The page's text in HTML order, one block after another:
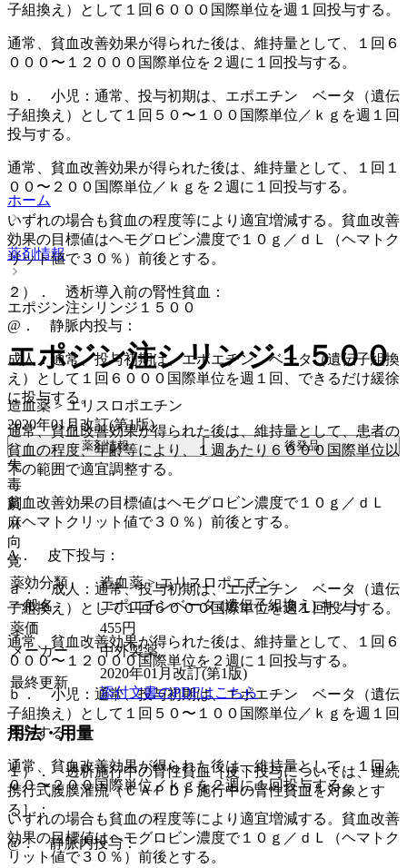
子組換え）として１回６０００国際単位を週１回投与する。
通常、貧血改善効果が得られた後は、維持量として、１回６
０００〜１２０００国際単位を２週に１回投与する。
ｂ． 小児：通常、投与初期は、エポエチン ベータ（遺伝
子組換え）として１回５０〜１００国際単位／ｋｇを週１回
投与する。
通常、貧血改善効果が得られた後は、維持量として、１回１
００〜２００国際単位／ｋｇを２週に１回投与する。
いずれの場合も貧血の程度等により適宜増減する。貧血改善
効果の目標値はヘモグロビン濃度で１０ｇ／ｄＬ（ヘマトク
リット値で３０％）前後とする。
２）． 透析導入前の腎性貧血：
@． 静脈内投与：
成人：通常、投与初期は、エポエチン ベータ（遺伝子組換
え）として１回６０００国際単位を週１回、できるだけ緩徐
に投与する。
通常、貧血改善効果が得られた後は、維持量として、患者の
貧血の程度、年齢等により、１週あたり６０００国際単位以
下の範囲で適宜調整する。
貧血改善効果の目標値はヘモグロビン濃度で１０ｇ／ｄＬ
（ヘマトクリット値で３０％）前後とする。
A． 皮下投与：
ａ． 成人：通常、投与初期は、エポエチン ベータ（遺伝
子組換え）として１回６０００国際単位を週１回投与する。
通常、貧血改善効果が得られた後は、維持量として、１回６
０００〜１２０００国際単位を２週に１回投与する。
ｂ． 小児：通常、投与初期は、エポエチン ベータ（遺伝
子組換え）として１回５０〜１００国際単位／ｋｇを週１回
投与する。
通常、貧血改善効果が得られた後は、維持量として、１回１
００〜２００国際単位／ｋｇを２週に１回投与する。
いずれの場合も貧血の程度等により適宜増減する。貧血改善
効果の目標値はヘモグロビン濃度で１０ｇ／ｄＬ（ヘマトク
リット値で３０％）前後とする。
ホーム
薬剤情報
エポジン注シリンジ１５００
エポジン注シリンジ１５００
造血薬 > エリスロポエチン
2020年01月改訂(第1版)
薬剤情報 後発品
先
毒
劇
麻
向
覚
薬効分類
造血薬 > エリスロポエチン
一般名
エポエチンベータ (遺伝子組換え) キット
薬価
455円
メーカー
中外製薬
最終更新
2020年01月改訂(第1版)
添付文書のPDFはこちら
用法・用量
１）． 透析施行中の腎性貧血［皮下投与については、連続
携行式腹膜灌流（ＣＡＰＤ）施行中の腎性貧血を対象とす
る］：
@． 静脈内投与：